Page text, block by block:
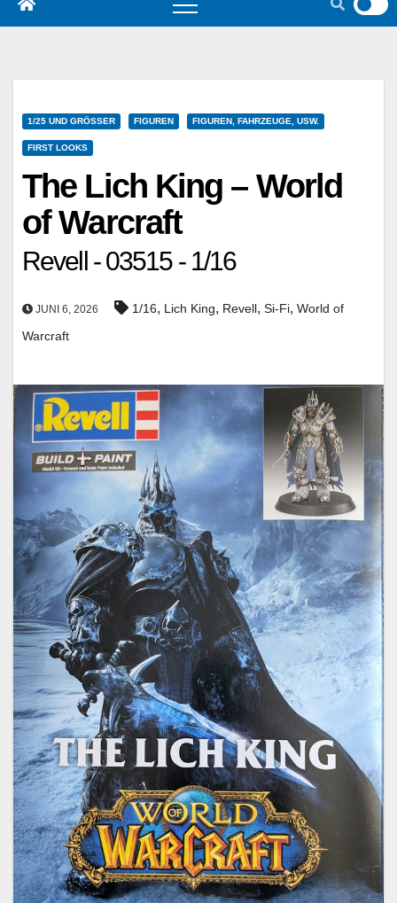
1/25 UND GRÖSSER FIGUREN FIGUREN, FAHRZEUGE, USW.
FIRST LOOKS
The Lich King – World
of Warcraft
Revell - 03515 - 1/16
JUNI 6, 2026 1/16, Lich King, Revell, Si-Fi, World of
Warcraft